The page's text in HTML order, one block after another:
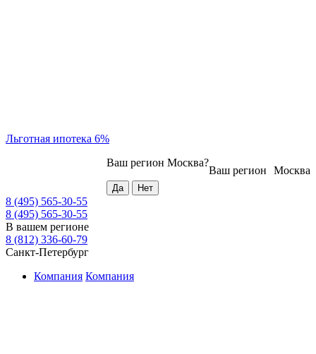
Льготная ипотека 6%
Москва
Ваш регион
Ваш регион Москва?
8 (495) 565-30-55
8 (495) 565-30-55
В вашем регионе
8 (812) 336-60-79
Санкт-Петербург
Компания Компания